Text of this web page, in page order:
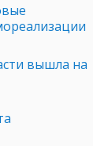
вышла на